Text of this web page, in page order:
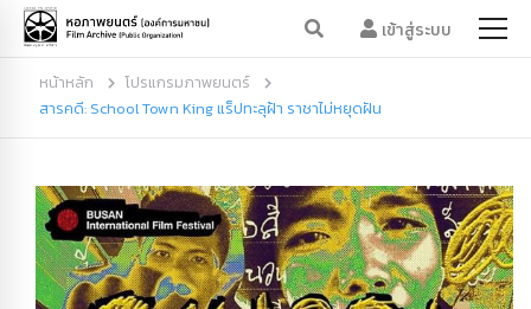
เข้าสู่ระบบ
หน้าหลัก
โปรแกรมภาพยนตร์
สารคดี: School Town King แร็ปทะลุฝ้า ราชาไม่หยุดฝัน